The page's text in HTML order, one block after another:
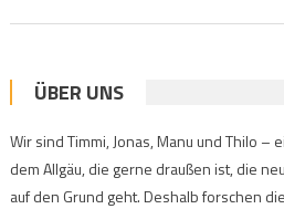
ÜBER UNS
Wir sind Timmi, Jonas, Manu und Thilo –
dem Allgäu, die gerne draußen ist, die
auf den Grund geht. Deshalb forschen